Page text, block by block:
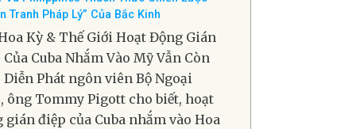
Hồ Sơ
Tiểu Bang Kiện Ông Trump Về Các Mức
Và Philippines Thách Thức Chiến Lược
Tranh Pháp Lý” Của Bắc Kinh
Kỳ & Thế Giới Hoạt Động Gián
Cuba Nhắm Vào Mỹ Vẫn Còn